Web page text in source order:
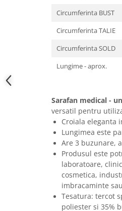
Circumferinta BUST
Circumferinta TALIE
Circumferinta SOLD
Lungime - aprox.
Sarafan medical -
versatil pentru
Croiala eleganta
Lungimea este
Are 3 buzunare,
Produsul este
laboratoare,
cosmetica,
imbracaminte
Tesatura: tercot
poliester si 35%